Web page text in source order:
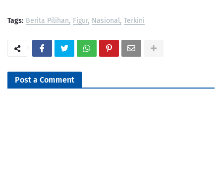
Tags: Berita Pilihan Figur Nasional Terkini
Post a Comment